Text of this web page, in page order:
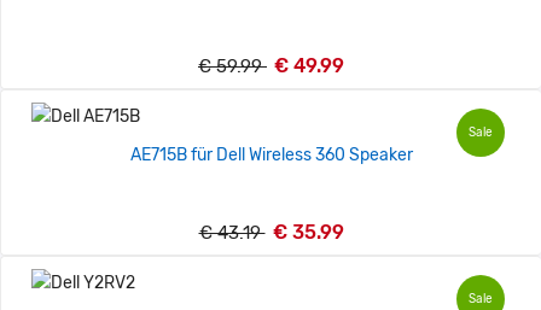
€ 59.99 € 49.99
Sale
AE715B für Dell Wireless 360 Speaker
€ 43.19 € 35.99
Sale